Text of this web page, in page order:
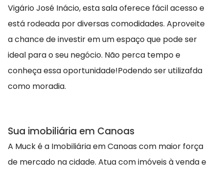
Vigário José Inácio, esta sala oferece fácil acesso e
está rodeada por diversas comodidades. Aproveite
a chance de investir em um espaço que pode ser
ideal para o seu negócio. Não perca tempo e
conheça essa oportunidade!Podendo ser utilizafda
como moradia.
Sua imobiliária em Canoas
A Muck é a Imobiliária em Canoas com maior força
de mercado na cidade. Atua com imóveis à venda e